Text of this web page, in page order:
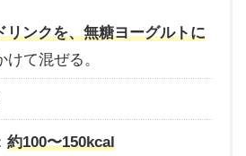
リンクを、無糖ヨーグルトに
けて混ぜる。
約100〜150kcal